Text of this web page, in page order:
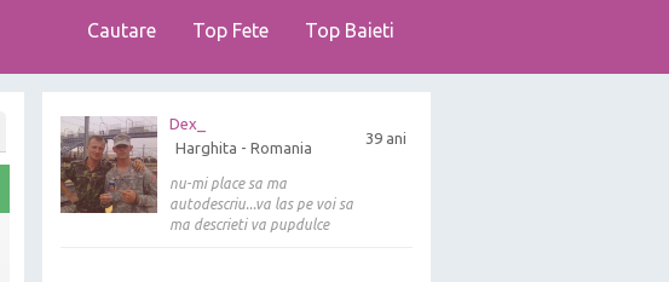
Cautare Top Fete Top Baieti
Dex_
39 ani
Harghita - Romania
nu-mi place sa ma
autodescriu...va las pe voi sa
ma descrieti va pupdulce